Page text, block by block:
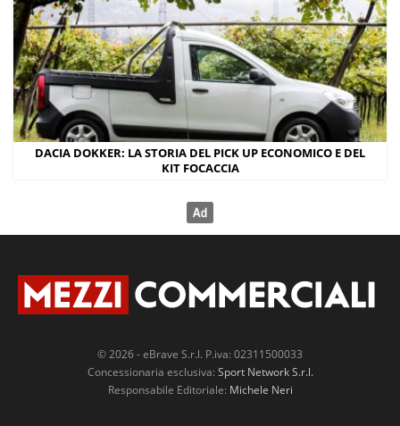
DACIA DOKKER: LA STORIA DEL PICK UP ECONOMICO E DEL
KIT FOCACCIA
© 2026 - eBrave S.r.l. P.iva: 02311500033
Concessionaria esclusiva: Sport Network S.r.l.
Responsabile Editoriale: Michele Neri